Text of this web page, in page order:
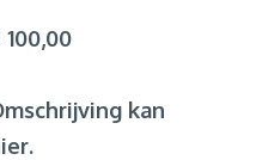
100,00
kan